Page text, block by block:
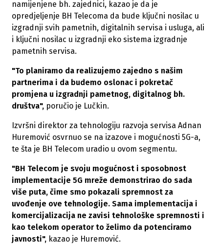
namijenjene bh. zajednici, kazao je da je
opredjeljenje BH Telecoma da bude ključni nosilac u
izgradnji svih pametnih, digitalnih servisa i usluga, ali
i ključni nosilac u izgradnji eko sistema izgradnje
pametnih servisa.
"To planiramo da realizujemo zajedno s našim
partnerima i da budemo oslonac i pokretač
promjena u izgradnji pametnog, digitalnog bh.
društva", poručio je Lučkin.
Izvršni direktor za tehnologiju razvoja servisa Adnan
Huremović osvrnuo se na izazove i mogućnosti 5G-a,
te šta je BH Telecom uradio u ovom segmentu.
"BH Telecom je svoju mogućnost i sposobnost
implementacije 5G mreže demonstrirao do sada
više puta, čime smo pokazali spremnost za
uvođenje ove tehnologije. Sama implementacija i
komercijalizacija ne zavisi tehnološke spremnosti i
kao telekom operator to želimo da potenciramo
javnosti", kazao je Huremović.